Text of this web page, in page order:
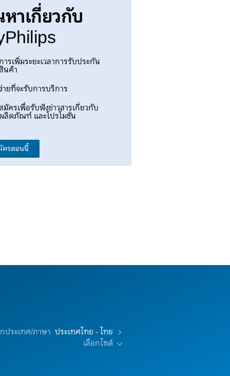
าเกี่ยวกับ
ารเพิ่มระยะเวลาการรับประกัน
นค้า
ายที่จะรับการบริการ
มัครเพื่อรับฟังข่าวสารเกี่ยวกับ
ผลิตภัณฑ์ และโปรโมชั่น
ครตอนนี้
ประเทศ/ภาษา ประเทศไทย - ไทย
เลือกไซต์